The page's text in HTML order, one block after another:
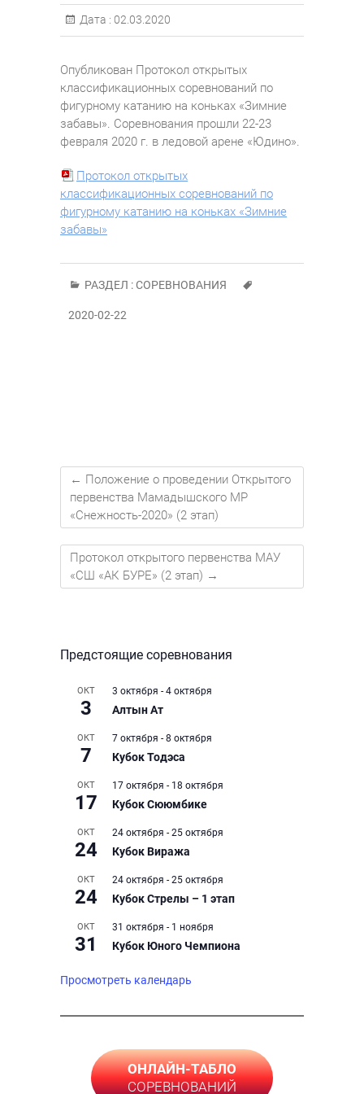
Дата : 02.03.2020
Опубликован Протокол открытых
классификационных соревнований по
фигурному катанию на коньках «Зимние
забавы». Соревнования прошли 22-23
февраля 2020 г. в ледовой арене «Юдино».
Протокол открытых
классификационных соревнований по
фигурному катанию на коньках «Зимние
забавы»
РАЗДЕЛ :СОРЕВНОВАНИЯ
2020-02-22
← Положение о проведении Открытого
первенства Мамадышского МР
«Снежность-2020» (2 этап)
Протокол открытого первенства МАУ
«СШ «АК БУРЕ» (2 этап) →
Предстоящие соревнования
ОКТ
3
3 октября - 4 октября
Алтын Ат
ОКТ
7
7 октября - 8 октября
Кубок Тодэса
ОКТ
17
17 октября - 18 октября
Кубок Сююмбике
ОКТ
24
24 октября - 25 октября
Кубок Виража
ОКТ
24
24 октября - 25 октября
Кубок Стрелы – 1 этап
ОКТ
31
31 октября - 1 ноября
Кубок Юного Чемпиона
Просмотреть календарь
ОНЛАЙН-ТАБЛО
СОРЕВНОВАНИЙ